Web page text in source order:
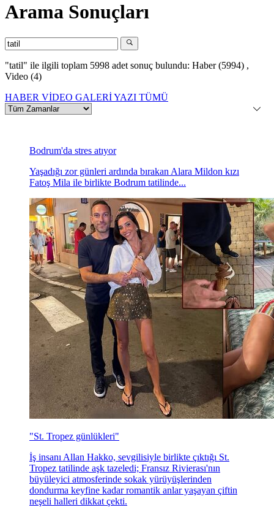
Arama Sonuçları
"tatil" ile ilgili toplam 5998 adet sonuç bulundu: Haber (5994) ,
Video (4)
HABER VİDEO GALERİYAZI TÜMÜ
Bodrum'da stres atıyor
Yaşadığı zor günleri ardında bırakan Alara Mildon kızı
Fatoş Mila ile birlikte Bodrum tatilinde...
"St. Tropez günlükleri"
İş insanı Allan Hakko, sevgilisiyle birlikte çıktığı St.
Tropez tatilinde aşk tazeledi; Fransız Rivierası'nın
büyüleyici atmosferinde sokak yürüyüşlerinden
dondurma keyfine kadar romantik anlar yaşayan çiftin
neşeli halleri dikkat çekti.